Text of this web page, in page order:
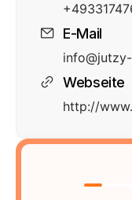
E-Mail
Webseite
http://